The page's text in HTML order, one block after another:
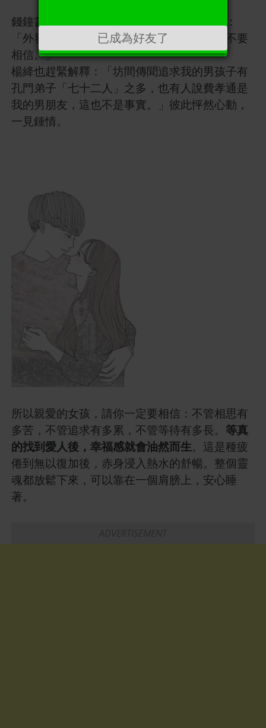
已成為好友了
錢鐘書和楊絳初次相識時，錢鐘書激動地說：
「外界傳說我已經訂婚，這不是事實，請你不要
相信。」
楊絳也趕緊解釋：「坊間傳聞追求我的男孩子有
孔門弟子「七十二人」之多，也有人說費孝通是
我的男朋友，這也不是事實。」彼此怦然心動，
一見鍾情。
所以親愛的女孩，請你一定要相信：不管相思有
多苦，不管追求有多累，不管等待有多長。 等真
的找到愛人後，幸福感就會油然而生。這是種疲
倦到無以復加後，赤身浸入熱水的舒暢。整個靈
魂都放鬆下來，可以靠在一個肩膀上，安心睡
著。